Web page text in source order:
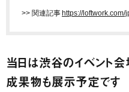
>> 関連記事 https://
当日は渋谷のイベント
成果物も展示予定です